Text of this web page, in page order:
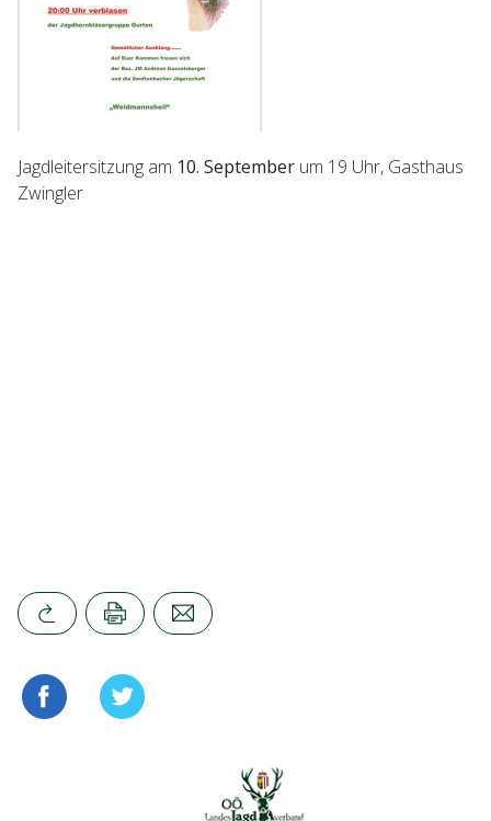
Jagdleitersitzung am 10. September um 19 Uhr, Gasthaus
Zwingler